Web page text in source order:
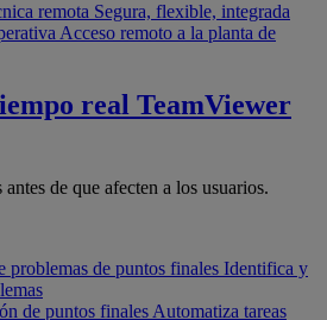
remota Segura, flexible, integrada
Acceso remoto a la planta de
real TeamViewer
de que afecten a los usuarios.
problemas de puntos finales Identifica y
de puntos finales Automatiza tareas